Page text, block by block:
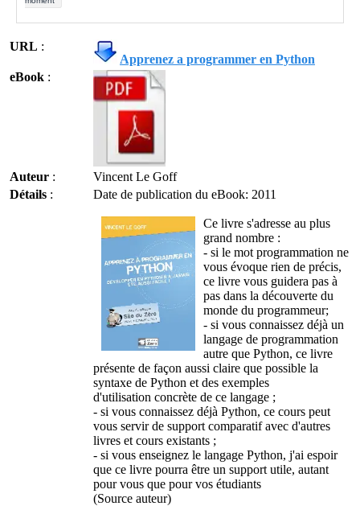
URL :
Apprenez a programmer en Python
eBook :
Auteur :
Vincent Le Goff
Détails : Date de publication du eBook: 2011
Ce livre s'adresse au plus
grand nombre :
- si le mot programmation ne
vous évoque rien de précis,
ce livre vous guidera pas à
pas dans la découverte du
monde du programmeur;
- si vous connaissez déjà un
langage de programmation
autre que Python, ce livre
présente de façon aussi claire que possible la
syntaxe de Python et des exemples
d'utilisation concrète de ce langage ;
- si vous connaissez déjà Python, ce cours peut
vous servir de support comparatif avec d'autres
livres et cours existants ;
- si vous enseignez le langage Python, j'ai espoir
que ce livre pourra être un support utile, autant
pour vous que pour vos étudiants
(Source auteur)